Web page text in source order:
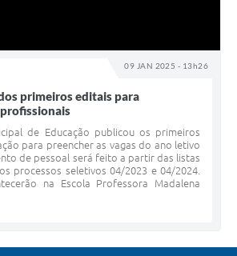
09 JAN 2025 - 13h26
primeiros editais para
de Educação publicou os primeiros
para preencher as vagas do ano letivo
de pessoal será feito a partir das listas
processos seletivos 04/2023 e 04/2024.
na Escola Professora Madalena